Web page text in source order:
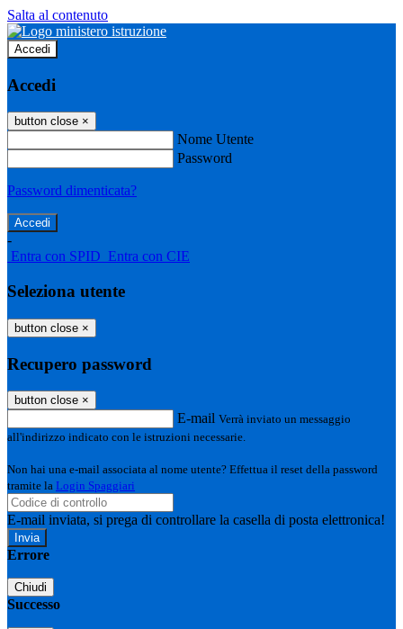
Salta al contenuto
Accedi
Accedi
button close ×
Nome Utente
Password
Password dimenticata?
-
Entra con SPID Entra con CIE
Seleziona utente
button close ×
Recupero password
button close ×
E-mail Verrà inviato un messaggio
all'indirizzo indicato con le istruzioni necessarie.
Non hai una e-mail associata al nome utente? Effettua il reset della password
tramite la Login Spaggiari
E-mail inviata, si prega di controllare la casella di posta elettronica!
Errore
Chiudi
Successo